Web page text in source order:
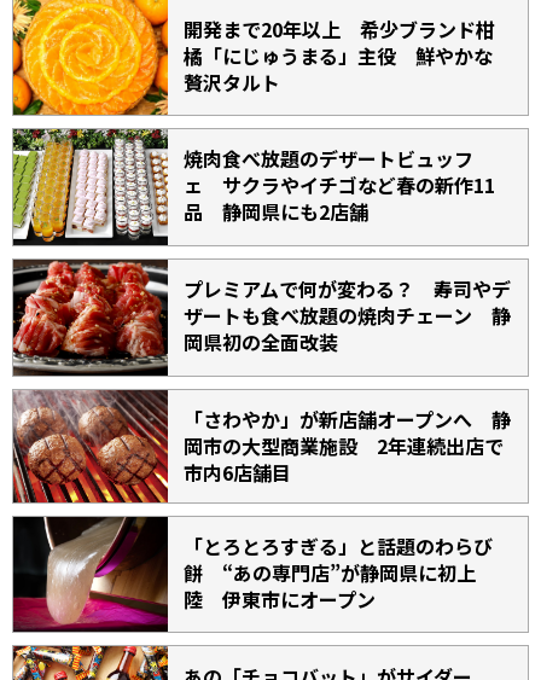
開発まで20年以上 希少ブランド柑
橘「にじゅうまる」主役 鮮やかな
贅沢タルト
焼肉食べ放題のデザートビュッフ
ェ サクラやイチゴなど春の新作11
品 静岡県にも2店舗
プレミアムで何が変わる？ 寿司やデ
ザートも食べ放題の焼肉チェーン 静
岡県初の全面改装
「さわやか」が新店舗オープンへ 静
岡市の大型商業施設 2年連続出店で
市内6店舗目
「とろとろすぎる」と話題のわらび
餅 “あの専門店”が静岡県に初上
陸 伊東市にオープン